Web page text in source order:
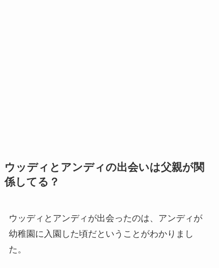
ウッディとアンディの出会いは父親が関
係してる？
ウッディとアンディが出会ったのは、アンディが
幼稚園に入園した頃だということがわかりまし
た。